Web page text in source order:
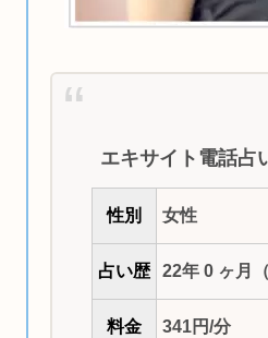
エキサイト電話占
性別 女性
占い歴 22年 0 ヶ月
料金 341円/分